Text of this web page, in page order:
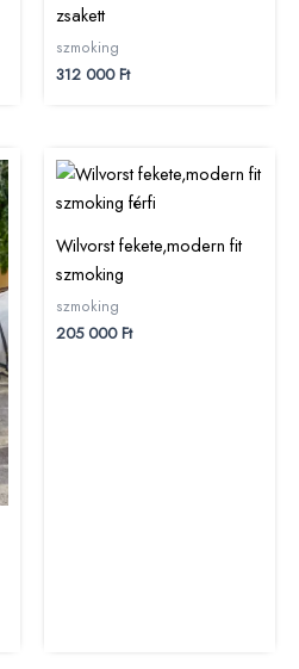
zsakett
szmoking
312 000Ft
Wilvorst fekete,modern fit
szmoking
szmoking
205 000Ft